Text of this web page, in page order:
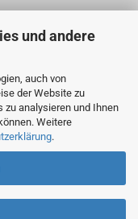
und andere
auch von
der Website zu
zu analysieren und Ihnen
Weitere
.